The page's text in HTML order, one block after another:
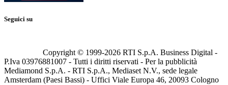
Seguici su
Copyright © 1999-2026 RTI S.p.A. Business Digital -
P.Iva 03976881007 - Tutti i diritti riservati - Per la pubblicità
Mediamond S.p.A. - RTI S.p.A., Mediaset N.V., sede legale
Amsterdam (Paesi Bassi) - Uffici Viale Europa 46, 20093 Cologno